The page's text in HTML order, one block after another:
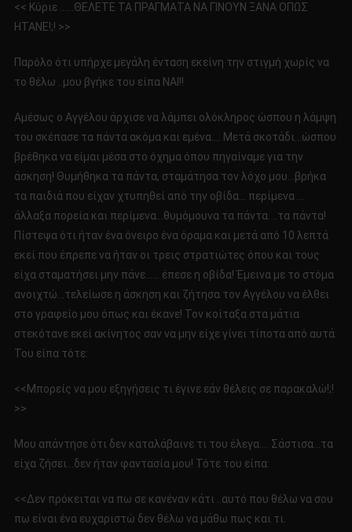
<< Κύριε ……ΘΕΛΕΤΕ ΤΑ ΠΡΑΓΜΑΤΑ ΝΑ ΓΙΝΟΥΝ ΞΑΝΑ ΟΠΩΣ
ΗΤΑΝΕ!;! >>
Παρόλο ότι υπήρχε μεγάλη ένταση εκείνη την στιγμή χωρίς να
το θέλω ..μου βγήκε του είπα ΝΑΙ!!
Αμέσως ο Αγγέλου άρχισε να λάμπει ολόκληρος ώσπου η λάμψη
του σκέπασε τα πάντα ακόμα και εμένα…. Μετά σκοτάδι…ώσπου
βρέθηκα να είμαι μέσα στο όχημα όπου πηγαίναμε για την
άσκηση! Θυμήθηκα τα πάντα, σταμάτησα τον λόχο μου…βρήκα
τα παιδιά που είχαν χτυπηθεί από την οβίδα… περίμενα …
άλλαξα πορεία και περίμενα…θυμόμουνα τα πάντα. ..τα πάντα!
Πίστεψα ότι ήταν ένα όνειρο ένα όραμα και μετά από 10 λεπτά
εκεί που έπρεπε να ήταν οι τρεις στρατιώτες όπου και τους
είχα σταματήσει μην πάνε…… έπεσε η οβίδα! Έμεινα με το στόμα
ανοιχτώ…τελείωσε η άσκηση και ζήτησα τον Αγγέλου να έλθει
στο γραφείο μου όπως και έκανε! Τον κοίταξα στα μάτια
στεκότανε εκεί ακίνητος σαν να μην είχε γίνει τίποτα από αυτά.
Του είπα τότε:
<<Μπορείς να μου εξηγήσεις τι έγινε εάν θέλεις σε παρακαλώ!;!
>>
Μου απάντησε ότι δεν καταλάβαινε τι του έλεγα…. Σάστισα…τα
είχα ζήσει…δεν ήταν φαντασία μου! Τότε του είπα:
<<Δεν πρόκειται να πω σε κανέναν κάτι ..αυτό που θέλω να σου
πω είναι ένα ευχαριστώ δεν θέλω να μάθω πως και τι.